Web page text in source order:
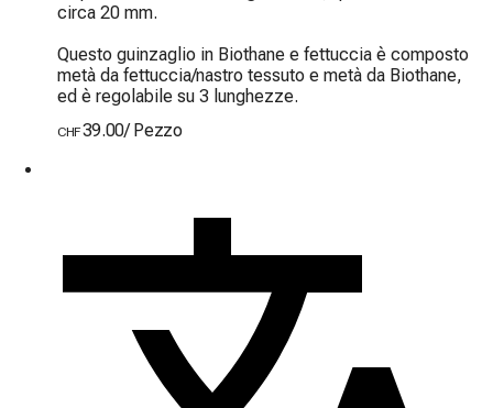
circa 20 mm.
Questo guinzaglio in Biothane e fettuccia è composto
metà da fettuccia/nastro tessuto e metà da Biothane,
ed è regolabile su 3 lunghezze.
CHF39.00/ Pezzo